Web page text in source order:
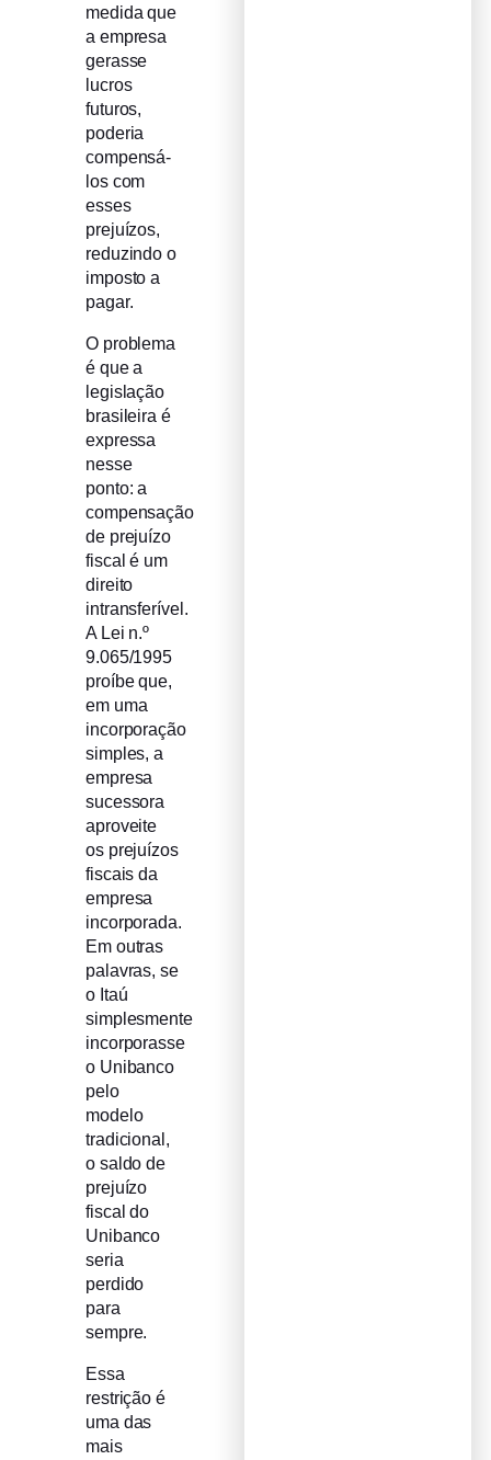
medida que
a empresa
gerasse
lucros
futuros,
poderia
compensá-
los com
esses
prejuízos,
reduzindo o
imposto a
pagar.
O problema
é que a
legislação
brasileira é
expressa
nesse
ponto: a
compensação
de prejuízo
fiscal é um
direito
intransferível.
A Lei n.º
9.065/1995
proíbe que,
em uma
incorporação
simples, a
empresa
sucessora
aproveite
os prejuízos
fiscais da
empresa
incorporada.
Em outras
palavras, se
o Itaú
simplesmente
incorporasse
o Unibanco
pelo
modelo
tradicional,
o saldo de
prejuízo
fiscal do
Unibanco
seria
perdido
para
sempre.
Essa
restrição é
uma das
mais